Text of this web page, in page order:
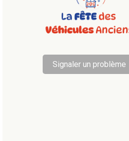
Signaler un problème